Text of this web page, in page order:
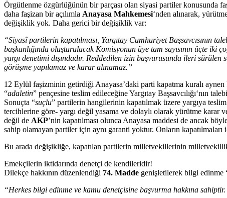
Örgütlenme özgürlüğünün bir parçası olan siyasi partiler konusunda
daha faşizan bir açılımla Anayasa Mahkemesi‘nden alınarak,
değişiklik yok. Daha gerici bir değişiklik var:
“Siyasî partilerin kapatılması, Yargıtay Cumhuriyet
başkanlığında oluşturulacak Komisyonun üye tam sayısının üçte
yargı denetimi dışındadır. Reddedilen izin başvurusunda ileri
görüşme yapılamaz ve karar alınamaz.”
12 Eylül faşizminin getirdiği Anayasa’daki parti kapatma kuralı
“adaletin” pençesine teslim edileceğine Yargıtay Başsavcılığı‘nın
Sonuçta “suçlu” partilerin hangilerinin kapatılmak üzere yargıya
tercihlerine göre- yargı değil yasama ve dolaylı olarak yürütme karar
değil de AKP’nin kapatılması olunca Anayasa maddesi de ancak
sahip olamayan partiler için aynı garanti yoktur. Onların
Bu arada değişikliğe, kapatılan partilerin milletvekillerinin
Emekçilerin iktidarında denetçi de kendileridir!
Dilekçe hakkının düzenlendiği 74. Madde genişletilerek bilgi edinme
“Herkes bilgi edinme ve kamu denetçisine başvurma hakkına sahiptir.